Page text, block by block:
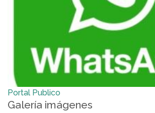
Portal Publico
Galería imágenes